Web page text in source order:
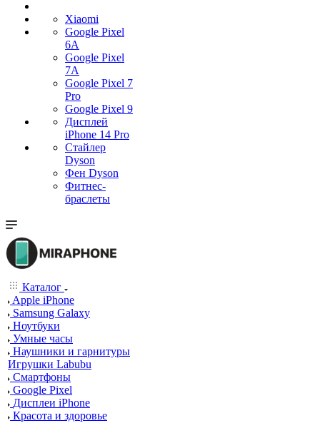
Xiaomi
Google Pixel
6A
Google Pixel
7А
Google Pixel 7
Pro
Google Pixel 9
Дисплей
iPhone 14 Pro
Стайлер
Dyson
Фен Dyson
Фитнес-
браслеты
Каталог
Apple iPhone
Samsung Galaxy
Ноутбуки
Умные часы
Наушники и гарнитуры
Игрушки Labubu
Смартфоны
Google Pixel
Дисплеи iPhone
Красота и здоровье